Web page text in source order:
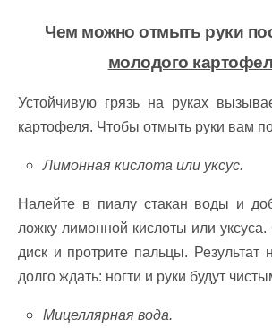
Чем можно отмыть руки
молодого
Устойчивую грязь на руках
картофеля. Чтобы отмыть руки вам
Лимонная кислота или уксус.
Налейте в пиалу стакан воды и
ложку лимонной кислоты или
диск и протрите пальцы. Результат
долго ждать: ногти и руки будут
Мицеллярная вода.